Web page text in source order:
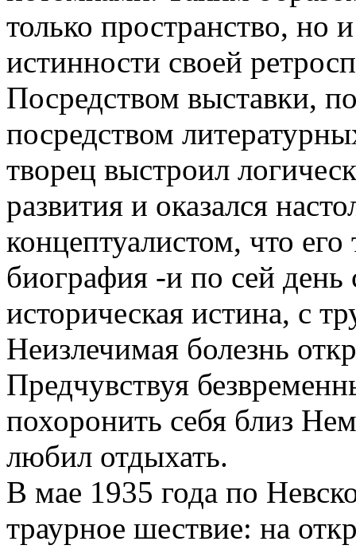
только пространство, но
истинности своей
Посредством выставки,
посредством
творец выстроил
развития и оказался
концептуалистом, что
биография -и по сей день
историческая истина, с
Неизлечимая болезнь
Предчувствуя
похоронить себя близ
любил отдыхать.
В мае 1935 года по
траурное шествие: на